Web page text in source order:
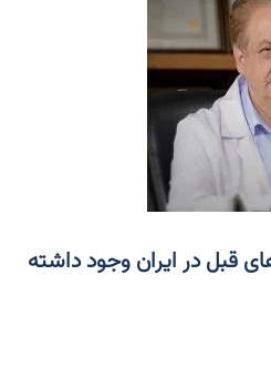
قبل در ایران وجود داشته